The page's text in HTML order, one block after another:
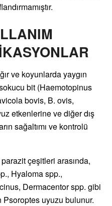
ve koyunlarda yaygın
bit (Haemotopinus
bovis, B. ovis,
etkenlerine ve diğer dış
sağaltımı ve kontrolü
çeşitleri arasında,
Hyaloma spp.,
Dermacentor spp. gibi
uyuzu bulunur.